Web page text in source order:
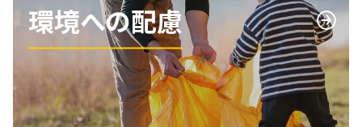
環境への配慮